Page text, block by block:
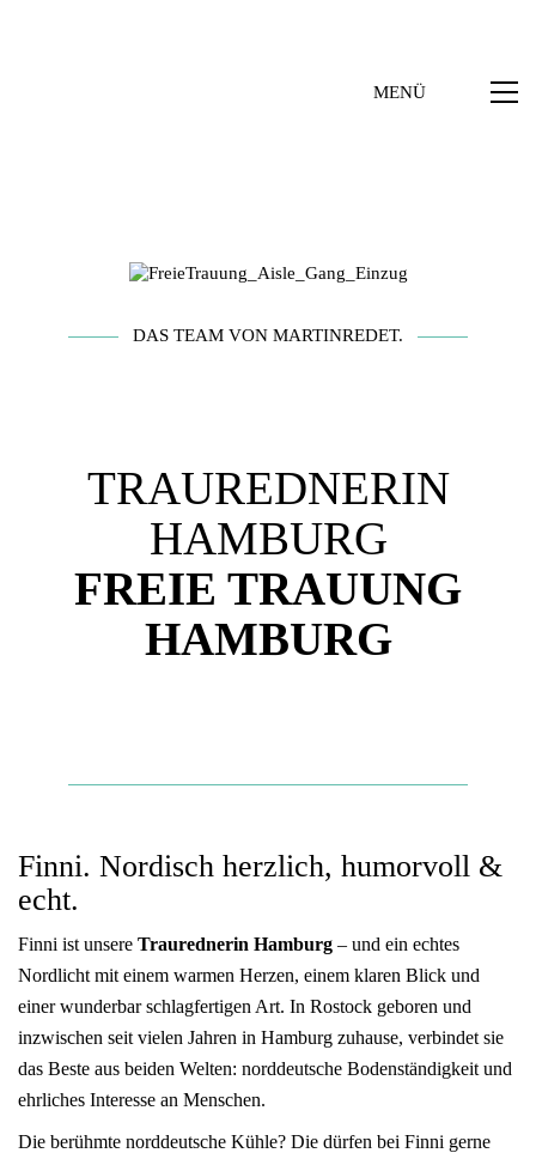
MENÜ
DAS TEAM VON MARTINREDET.
TRAUREDNERIN
HAMBURG
FREIE TRAUUNG
HAMBURG
Finni. Nordisch herzlich, humorvoll &
echt.
Finni ist unsere Traurednerin Hamburg – und ein echtes
Nordlicht mit einem warmen Herzen, einem klaren Blick und
einer wunderbar schlagfertigen Art. In Rostock geboren und
inzwischen seit vielen Jahren in Hamburg zuhause, verbindet sie
das Beste aus beiden Welten: norddeutsche Bodenständigkeit und
ehrliches Interesse an Menschen.
Die berühmte norddeutsche Kühle? Die dürfen bei Finni gerne